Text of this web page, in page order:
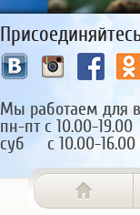
Мы работаем для
пн-пт с 10.00-19.00
суб с 10.00-16.00